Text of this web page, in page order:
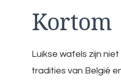
Kortom
Luikse wafels zijn
tradities van België